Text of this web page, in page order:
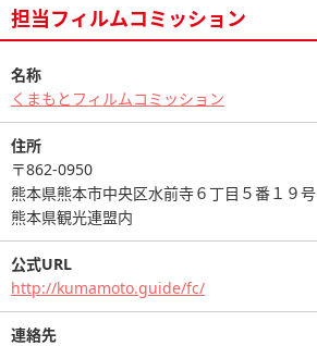
担当フィルムコミッション
名称
くまもとフィルムコミッション
住所
〒862-0950
熊本県熊本市中央区水前寺６丁目５番１９号
熊本県観光連盟内
公式URL
http://kumamoto.guide/fc/
連絡先